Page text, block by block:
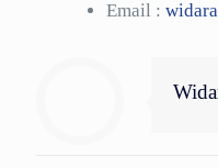
Email :